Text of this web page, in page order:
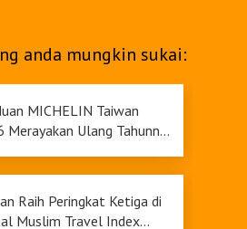
anda mungkin sukai:
MICHELIN Taiwan
Merayakan Ulang Tahunnya
Raih Peringkat Ketiga di
Muslim Travel Index